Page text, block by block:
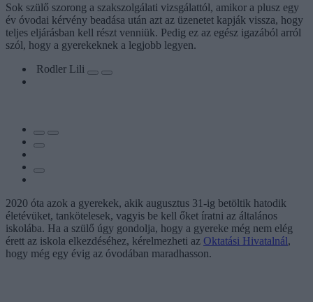
Sok szülő szorong a szakszolgálati vizsgálattól, amikor a plusz egy
év óvodai kérvény beadása után azt az üzenetet kapják vissza, hogy
teljes eljárásban kell részt venniük. Pedig ez az egész igazából arról
szól, hogy a gyerekeknek a legjobb legyen.
Rodler Lili
2020 óta azok a gyerekek, akik augusztus 31-ig betöltik hatodik
életévüket, tankötelesek, vagyis be kell őket íratni az általános
iskolába. Ha a szülő úgy gondolja, hogy a gyereke még nem elég
érett az iskola elkezdéséhez, kérelmezheti az Oktatási Hivatalnál,
hogy még egy évig az óvodában maradhasson.